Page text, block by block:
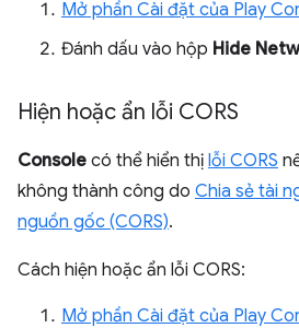
Mở phần Cài đặt của Play
Đánh dấu vào hộp Hide
Hiện hoặc ẩn lỗi CORS
Console có thể hiển thị lỗi CORS
không thành công do Chia sẻ tài
nguồn gốc (CORS).
Cách hiện hoặc ẩn lỗi CORS:
Mở phần Cài đặt của Play